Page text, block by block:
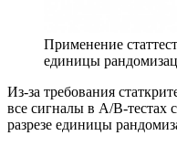
Применение
единицы
Из-за требования
все сигналы в A/B-тестах
разрезе единицы